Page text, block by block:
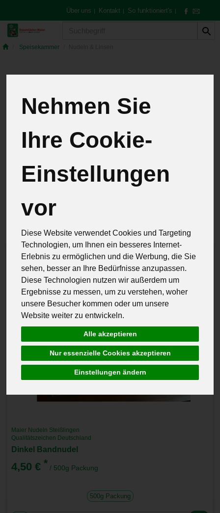
Nehmen Sie
Ihre Cookie-
Einstellungen
vor
Diese Website verwendet Cookies und Targeting
Technologien, um Ihnen ein besseres Internet-
Erlebnis zu ermöglichen und die Werbung, die Sie
sehen, besser an Ihre Bedürfnisse anzupassen.
Diese Technologien nutzen wir außerdem um
Ergebnisse zu messen, um zu verstehen, woher
unsere Besucher kommen oder um unsere
Website weiter zu entwickeln.
Alle akzeptieren
Nur essenzielle Cookies akzeptieren
Einstellungen ändern
Über uns | Kontakt | So funktioniert's |
Speisekammer
Nudeln & Linsen
Maier Nudeln Steißlingen
Qualitätszeichen Deutschland
Dinkel Bandnudel
4,50 € * / 500g Packung
500g Packung